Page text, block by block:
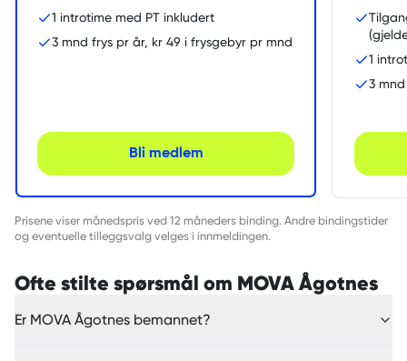
1 introtime med PT inkludert
3 mnd frys pr år, kr 49 i frysgebyr pr mnd
Bli medlem
1
3
Prisene viser månedspris ved 12 måneders binding. Andre bindingstider
og eventuelle tilleggsvalg velges i innmeldingen.
Ofte stilte spørsmål om MOVA Ågotnes
Er MOVA Ågotnes bemannet?